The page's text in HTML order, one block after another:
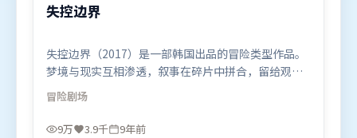
失控边界
失控边界（2017）是一部韩国出品的冒险类型作品。
梦境与现实互相渗透，叙事在碎片中拼合，留给观众
回味空间。视听风格统一而富有实验感，配乐与画面
情绪贴合。由李安执导，张家辉、梁朝伟、基里安·
墨菲，托尼·贾等联袂出演。影片于2017年4月3日
冒险剧场
9万 3.9千 9年前